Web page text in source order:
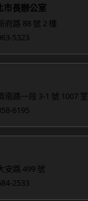
市長辦公室
府路 88 號 2 樓
5323
南路一段 3-1 號 1007 室
6195
安路 499 號
2533